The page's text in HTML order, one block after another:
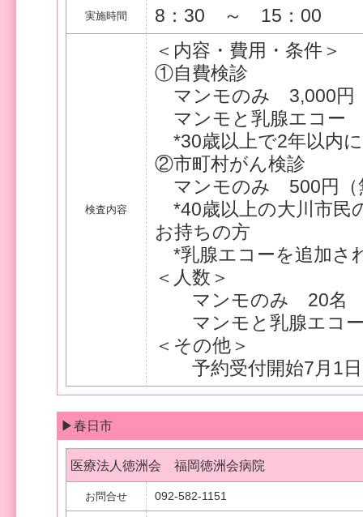
実施時間 8：30 ～ 15：00
検査内容
＜内容・費用・条件＞
①自費検診
マンモのみ 3,000円
マンモと乳腺エコー
*30歳以上で2年以内
②市町村がん検診
マンモのみ 500円（
*40歳以上の大川市民
お持ちの方
*乳腺エコーを追加さ
＜人数＞
マンモのみ 20名
マンモと乳腺エコ
＜その他＞
予約受付開始7月1
▶春日市
医療法人徳洲会 福岡徳洲会病院
お問合せ 092-582-1151